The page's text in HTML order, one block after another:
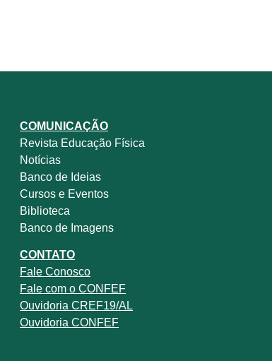
COMUNICAÇÃO
Revista Educação Física
Notícias
Banco de Ideias
Cursos e Eventos
Biblioteca
Banco de Imagens
CONTATO
Fale Conosco
Fale com o CONFEF
Ouvidoria CREF19/AL
Ouvidoria CONFEF